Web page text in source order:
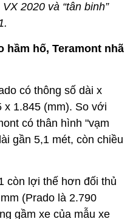
2020 và “tân binh”
hầm hố, Teramont nhã
có thông số dài x
x 1.845 (mm). So với
có thân hình "vạm
gần 5,1 mét, còn chiều
còn lợi thế hơn đối thủ
(Prado là 2.790
gầm xe của mẫu xe